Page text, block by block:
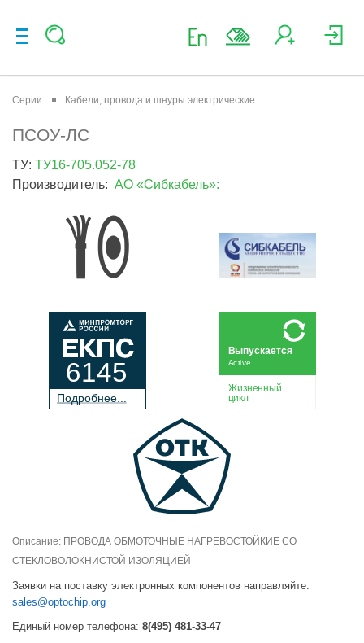
Серии Кабели, провода и шнуры электрические
ПСОУ-ЛС
ТУ: ТУ16-705.052-78
Производитель: АО «Сибкабель»:
Подробнее...
6145
Жизненный
цикл
Active
Выпускается
Описание: ПРОВОДА ОБМОТОЧНЫЕ НАГРЕВОСТОЙКИЕ СО
СТЕКЛОВОЛОКНИСТОЙ ИЗОЛЯЦИЕЙ
Заявки на поставку электронных компонентов направляйте:
sales@optochip.org
Единый номер телефона: 8(495) 481-33-47